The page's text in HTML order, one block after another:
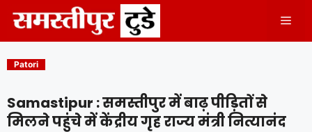
content
Patori
Samastipur : समस्तीपुर में बाढ़ पीड़ितों से
मिलने पहुंचे में केंद्रीय गृह राज्य मंत्री नित्यानंद